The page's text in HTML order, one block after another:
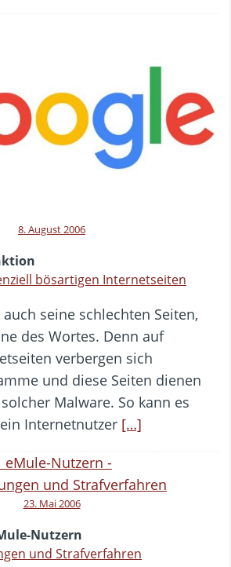
8. August 2006
bösartigen Internetseiten
seine schlechten Seiten,
des Wortes. Denn auf
verbergen sich
und diese Seiten dienen
Malware. So kann es
Internetnutzer […]
23. Mai 2006
Nutzern
und Strafverfahren